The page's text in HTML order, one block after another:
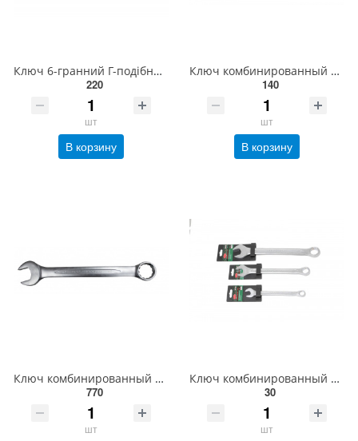
Ключ 6-гранний Г-подібний 2-сторонній YATO Cr-V, М 14 мм, 56 х 236 мм [25/50] YT-05444
220
шт
В корзину
Ключ комбинированный 25мм ROCKFORCE RF-75525
140
шт
В корзину
Ключ комбинированный 42мм ROCKFORCE RF-75542
770
шт
Ключ комбинированный Profi 9мм, на пластиковом держателе ROCKFORCE RF-75609
30
шт